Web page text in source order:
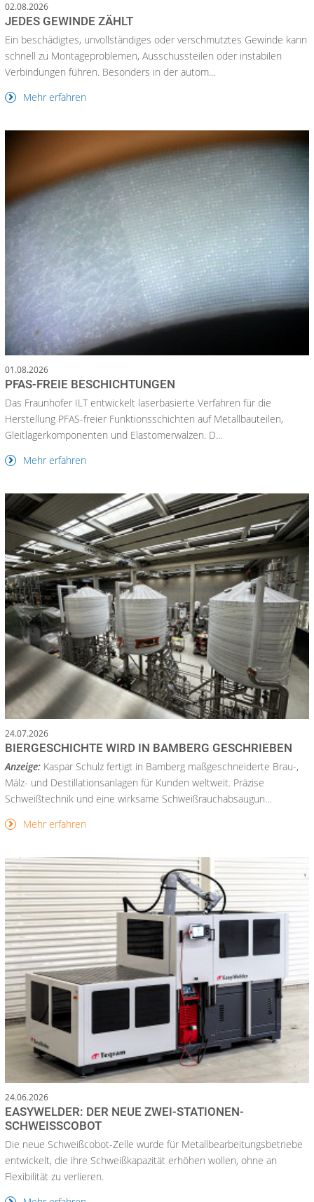
02.08.2026
JEDES GEWINDE ZÄHLT
Ein beschädigtes, unvollständiges oder verschmutztes Gewinde kann
schnell zu Montageproblemen, Ausschussteilen oder instabilen
Verbindungen führen. Besonders in der autom...
Mehr erfahren
01.08.2026
PFAS-FREIE BESCHICHTUNGEN
Das Fraunhofer ILT entwickelt laserbasierte Verfahren für die
Herstellung PFAS-freier Funktionsschichten auf Metallbauteilen,
Gleitlagerkomponenten und Elastomerwalzen. D...
Mehr erfahren
24.07.2026
BIERGESCHICHTE WIRD IN BAMBERG GESCHRIEBEN
Anzeige: Kaspar Schulz fertigt in Bamberg maßgeschneiderte Brau-,
Mälz- und Destillationsanlagen für Kunden weltweit. Präzise
Schweißtechnik und eine wirksame Schweißrauchabsaugun...
Mehr erfahren
24.06.2026
EASYWELDER: DER NEUE ZWEI-STATIONEN-
SCHWEISSCOBOT
Die neue Schweißcobot-Zelle wurde für Metallbearbeitungsbetriebe
entwickelt, die ihre Schweißkapazität erhöhen wollen, ohne an
Flexibilität zu verlieren.